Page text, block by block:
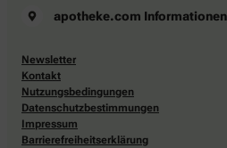
apotheke.com Informationen
Newsletter
Kontakt
Nutzungsbedingungen
Datenschutzbestimmungen
Impressum
Barrierefreiheitserklärung